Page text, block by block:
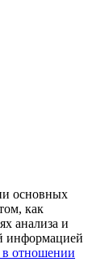
основных
как
анализа и
информацией
отношении